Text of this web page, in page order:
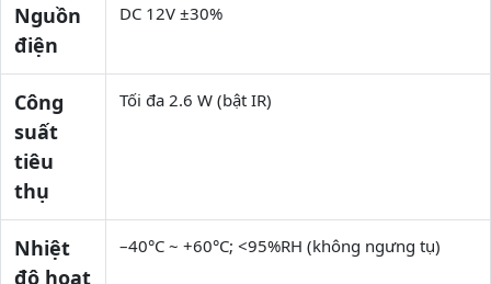
Nguồn
điện
DC 12V ±30%
Công
suất
tiêu
thụ
Tối đa 2.6 W (bật IR)
Nhiệt
độ hoạt
–40°C ~ +60°C; <95%RH (không ngưng tụ)